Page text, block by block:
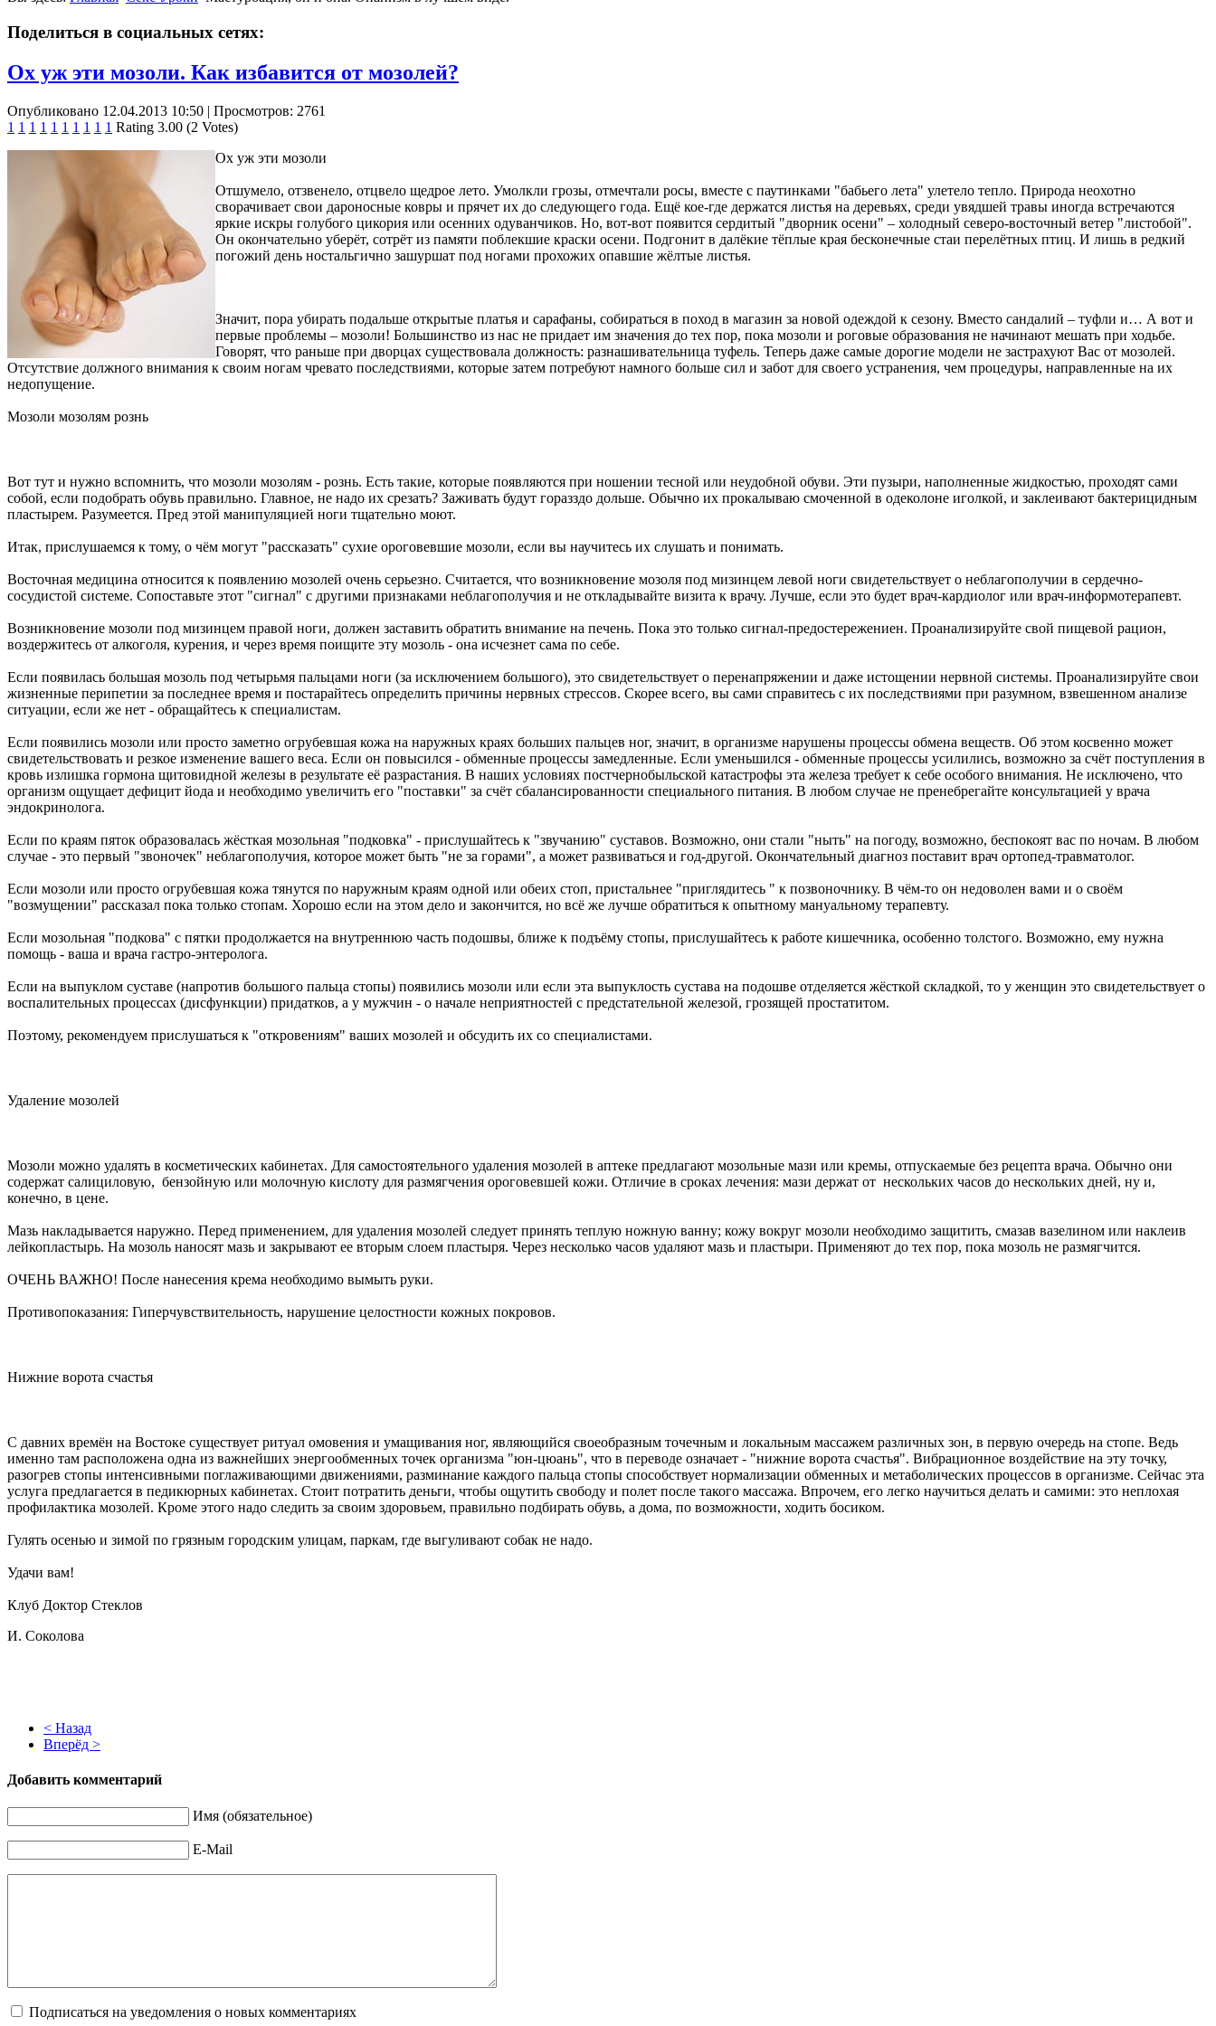
Поделиться в социальных сетях:
Ох уж эти мозоли. Как избавится от мозолей?
Опубликовано 12.04.2013 10:50 | Просмотров: 2761
1 1 1 1 1 1 1 1 1 1 Rating 3.00 (2 Votes)
Ох уж эти мозоли
Отшумело, отзвенело, отцвело щедрое лето. Умолкли грозы, отмечтали росы, вместе с паутинками "бабьего лета" улетело тепло. Природа неохотно
сворачивает свои дароносные ковры и прячет их до следующего года. Ещё кое-где держатся листья на деревьях, среди увядшей травы иногда встречаются
яркие искры голубого цикория или осенних одуванчиков. Но, вот-вот появится сердитый "дворник осени" – холодный северо-восточный ветер "листобой".
Он окончательно уберёт, сотрёт из памяти поблекшие краски осени. Подгонит в далёкие тёплые края бесконечные стаи перелётных птиц. И лишь в редкий
погожий день ностальгично зашуршат под ногами прохожих опавшие жёлтые листья.
Значит, пора убирать подальше открытые платья и сарафаны, собираться в поход в магазин за новой одеждой к сезону. Вместо сандалий – туфли и… А вот и
первые проблемы – мозоли! Большинство из нас не придает им значения до тех пор, пока мозоли и роговые образования не начинают мешать при ходьбе.
Говорят, что раньше при дворцах существовала должность: разнашивательница туфель. Теперь даже самые дорогие модели не застрахуют Вас от мозолей.
Отсутствие должного внимания к своим ногам чревато последствиями, которые затем потребуют намного больше сил и забот для своего устранения, чем процедуры, направленные на их
недопущение.
Мозоли мозолям рознь
Вот тут и нужно вспомнить, что мозоли мозолям - рознь. Есть такие, которые появляются при ношении тесной или неудобной обуви. Эти пузыри, наполненные жидкостью, проходят сами
собой, если подобрать обувь правильно. Главное, не надо их срезать? Заживать будут горазздо дольше. Обычно их прокалываю смоченной в одеколоне иголкой, и заклеивают бактерицидным
пластырем. Разумеется. Пред этой манипуляцией ноги тщательно моют.
Итак, прислушаемся к тому, о чём могут "рассказать" сухие ороговевшие мозоли, если вы научитесь их слушать и понимать.
Восточная медицина относится к появлению мозолей очень серьезно. Считается, что возникновение мозоля под мизинцем левой ноги свидетельствует о неблагополучии в сердечно-
сосудистой системе. Сопоставьте этот "сигнал" с другими признаками неблагополучия и не откладывайте визита к врачу. Лучше, если это будет врач-кардиолог или врач-информотерапевт.
Возникновение мозоли под мизинцем правой ноги, должен заставить обратить внимание на печень. Пока это только сигнал-предостережениен. Проанализируйте свой пищевой рацион,
воздержитесь от алкоголя, курения, и через время поищите эту мозоль - она исчезнет сама по себе.
Если появилась большая мозоль под четырьмя пальцами ноги (за исключением большого), это свидетельствует о перенапряжении и даже истощении нервной системы. Проанализируйте свои
жизненные перипетии за последнее время и постарайтесь определить причины нервных стрессов. Скорее всего, вы сами справитесь с их последствиями при разумном, взвешенном анализе
ситуации, если же нет - обращайтесь к специалистам.
Если появились мозоли или просто заметно огрубевшая кожа на наружных краях больших пальцев ног, значит, в организме нарушены процессы обмена веществ. Об этом косвенно может
свидетельствовать и резкое изменение вашего веса. Если он повысился - обменные процессы замедленные. Если уменьшился - обменные процессы усилились, возможно за счёт поступления в
кровь излишка гормона щитовидной железы в результате её разрастания. В наших условиях постчернобыльской катастрофы эта железа требует к себе особого внимания. Не исключено, что
организм ощущает дефицит йода и необходимо увеличить его "поставки" за счёт сбалансированности специального питания. В любом случае не пренебрегайте консультацией у врача
эндокринолога.
Если по краям пяток образовалась жёсткая мозольная "подковка" - прислушайтесь к "звучанию" суставов. Возможно, они стали "ныть" на погоду, возможно, беспокоят вас по ночам. В любом
случае - это первый "звоночек" неблагополучия, которое может быть "не за горами", а может развиваться и год-другой. Окончательный диагноз поставит врач ортопед-травматолог.
Если мозоли или просто огрубевшая кожа тянутся по наружным краям одной или обеих стоп, пристальнее "приглядитесь " к позвоночнику. В чём-то он недоволен вами и о своём
"возмущении" рассказал пока только стопам. Хорошо если на этом дело и закончится, но всё же лучше обратиться к опытному мануальному терапевту.
Если мозольная "подкова" с пятки продолжается на внутреннюю часть подошвы, ближе к подъёму стопы, прислушайтесь к работе кишечника, особенно толстого. Возможно, ему нужна
помощь - ваша и врача гастро-энтеролога.
Если на выпуклом суставе (напротив большого пальца стопы) появились мозоли или если эта выпуклость сустава на подошве отделяется жёсткой складкой, то у женщин это свидетельствует о
воспалительных процессах (дисфункции) придатков, а у мужчин - о начале неприятностей с предстательной железой, грозящей простатитом.
Поэтому, рекомендуем прислушаться к "откровениям" ваших мозолей и обсудить их со специалистами.
Удаление мозолей
Мозоли можно удалять в косметических кабинетах. Для самостоятельного удаления мозолей в аптеке предлагают мозольные мази или кремы, отпускаемые без рецепта врача. Обычно они
содержат салициловую, бензойную или молочную кислоту для размягчения ороговевшей кожи. Отличие в сроках лечения: мази держат от нескольких часов до нескольких дней, ну и,
конечно, в цене.
Мазь накладывается наружно. Перед применением, для удаления мозолей следует принять теплую ножную ванну; кожу вокруг мозоли необходимо защитить, смазав вазелином или наклеив
лейкопластырь. На мозоль наносят мазь и закрывают ее вторым слоем пластыря. Через несколько часов удаляют мазь и пластыри. Применяют до тех пор, пока мозоль не размягчится.
ОЧЕНЬ ВАЖНО! После нанесения крема необходимо вымыть руки.
Противопоказания: Гиперчувствительность, нарушение целостности кожных покровов.
Нижние ворота счастья
С давних времён на Востоке существует ритуал омовения и умащивания ног, являющийся своеобразным точечным и локальным массажем различных зон, в первую очередь на стопе. Ведь
именно там расположена одна из важнейших энергообменных точек организма "юн-цюань", что в переводе означает - "нижние ворота счастья". Вибрационное воздействие на эту точку,
разогрев стопы интенсивными поглаживающими движениями, разминание каждого пальца стопы способствует нормализации обменных и метаболических процессов в организме. Сейчас эта
услуга предлагается в педикюрных кабинетах. Стоит потратить деньги, чтобы ощутить свободу и полет после такого массажа. Впрочем, его легко научиться делать и самими: это неплохая
профилактика мозолей. Кроме этого надо следить за своим здоровьем, правильно подбирать обувь, а дома, по возможности, ходить босиком.
Гулять осенью и зимой по грязным городским улицам, паркам, где выгуливают собак не надо.
Удачи вам!
Клуб Доктор Стеклов
И. Соколова
< Назад
Вперёд >
Добавить комментарий
Имя (обязательное)
E-Mail
Подписаться на уведомления о новых комментариях